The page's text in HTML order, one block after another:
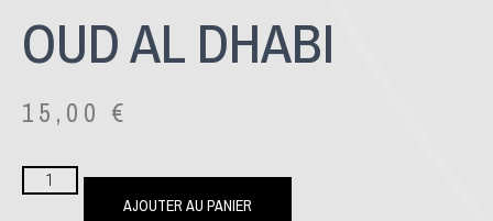
OUD AL DHABI
15,00 €
AJOUTER AU PANIER